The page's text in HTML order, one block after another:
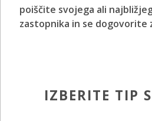
poiščite svojega ali
zastopnika in se dogovorite
IZBERITE TIP